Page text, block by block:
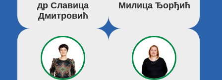
др Славица
Дмитровић
Милица Ђорђић